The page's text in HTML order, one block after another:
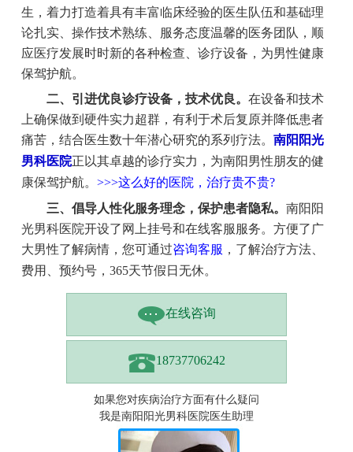
生，着力打造着具有丰富临床经验的医生队伍和基础理
论扎实、操作技术熟练、服务态度温馨的医务团队，顺
应医疗发展时时新的各种检查、诊疗设备，为男性健康
保驾护航。
二、引进优良诊疗设备，技术优良。 在设备和技术
上确保做到硬件实力超群，有利于术后复原并降低患者
痛苦，结合医生数十年潜心研究的系列疗法。 南阳阳光
男科医院正以其卓越的诊疗实力，为南阳男性朋友的健
康保驾护航。 >>>这么好的医院，治疗贵不贵?
三、倡导人性化服务理念，保护患者隐私。 南阳阳
光男科医院开设了网上挂号和在线客服服务。方便了广
大男性了解病情，您可通过咨询客服 ，了解治疗方法、
费用、预约号，365天节假日无休。
在线咨询
18737706242
如果您对疾病治疗方面有什么疑问
我是南阳阳光男科医院医生助理